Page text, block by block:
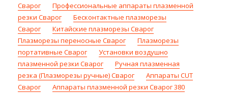
Сварог
Профессиональные аппараты плазменной
резки Сварог
Бесконтактные плазморезы
Сварог
Китайские плазморезы Сварог
Плазморезы переносные Сварог
Плазморезы
портативные Сварог
Установки воздушно
плазменной резки Сварог
Ручная плазменная
резка (Плазморезы ручные) Сварог
Аппараты CUT
Сварог
Аппараты плазменной резки Сварог 380